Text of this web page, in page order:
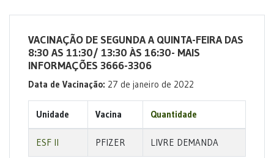
VACINAÇÃO DE SEGUNDA A QUINTA-FEIRA DAS
8:30 AS 11:30/ 13:30 ÀS 16:30- MAIS
INFORMAÇÕES 3666-3306
Data de Vacinação: 27 de janeiro de 2022
Unidade Vacina Quantidade
ESF II PFIZER LIVRE DEMANDA